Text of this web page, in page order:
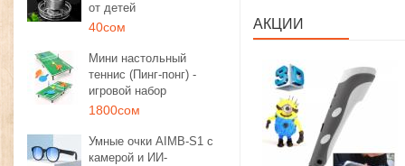
от детей
40сом
Мини настольный
теннис (Пинг-понг) -
игровой набор
1800сом
Умные очки AIMB-S1 с
камерой и ИИ-
АКЦИИ